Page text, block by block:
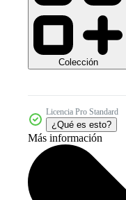
Colección
Licencia Pro Standard
¿Qué es esto?
Más información